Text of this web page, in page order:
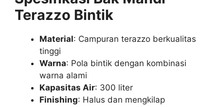
Terazzo Bintik
Material: Campuran terazzo berkualitas
tinggi
Warna: Pola bintik dengan kombinasi
warna alami
Kapasitas Air: 300 liter
Finishing: Halus dan mengkilap